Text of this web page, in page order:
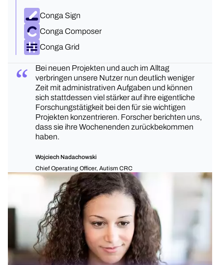
Conga Sign
Conga Composer
Conga Grid
Bei neuen Projekten und auch im Alltag
verbringen unsere Nutzer nun deutlich weniger
Zeit mit administrativen Aufgaben und können
sich stattdessen viel stärker auf ihre eigentliche
Forschungstätigkeit bei den für sie wichtigen
Projekten konzentrieren. Forscher berichten uns,
dass sie ihre Wochenenden zurückbekommen
haben.
Wojciech Nadachowski
Chief Operating Officer, Autism CRC